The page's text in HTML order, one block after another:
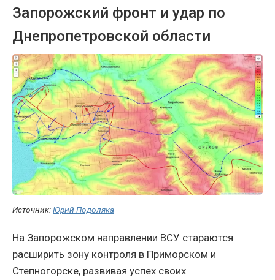
Запорожский фронт и удар по
Днепропетровской области
Источник:Юрий Подоляка
На Запорожском направлении ВСУ стараются
расширить зону контроля в Приморском и
Степногорске, развивая успех своих